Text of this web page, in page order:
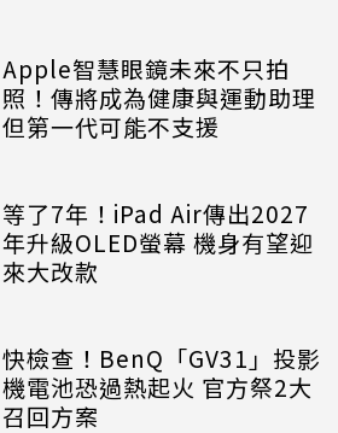
Apple智慧眼鏡未來不只拍
照！傳將成為健康與運動助理
但第一代可能不支援
等了7年！iPad Air傳出2027
年升級OLED螢幕 機身有望迎
來大改款
快檢查！BenQ「GV31」投影
機電池恐過熱起火 官方祭2大
召回方案